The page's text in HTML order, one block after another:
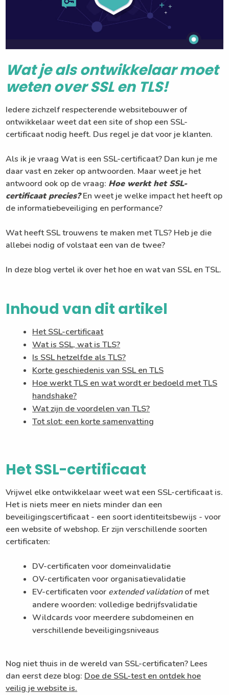
Wat je als ontwikkelaar moet
weten over SSL en TLS!
Iedere zichzelf respecterende websitebouwer of
ontwikkelaar weet dat een site of shop een SSL-
certificaat nodig heeft. Dus regel je dat voor je klanten.
Als ik je vraag Wat is een SSL-certificaat? Dan kun je me
daar vast en zeker op antwoorden. Maar weet je het
antwoord ook op de vraag: Hoe werkt het SSL-
certificaat precies?En weet je welke impact het heeft op
de informatiebeveiliging en performance?
Wat heeft SSL trouwens te maken met TLS? Heb je die
allebei nodig of volstaat een van de twee?
In deze blog vertel ik over het hoe en wat van SSL en TSL.
Inhoud van dit artikel
Het SSL-certificaat
Wat is SSL, wat is TLS?
Is SSL hetzelfde als TLS?
Korte geschiedenis van SSL en TLS
Hoe werkt TLS en wat wordt er bedoeld met TLS
handshake?
Wat zijn de voordelen van TLS?
Tot slot: een korte samenvatting
Het SSL-certificaat
Vrijwel elke ontwikkelaar weet wat een SSL-certificaat is.
Het is niets meer en niets minder dan een
beveiligingscertificaat - een soort identiteitsbewijs - voor
een website of webshop. Er zijn verschillende soorten
certificaten:
DV-certificaten voor domeinvalidatie
OV-certificaten voor organisatievalidatie
EV-certificaten voor extended validationof met
andere woorden: volledige bedrijfsvalidatie
Wildcards voor meerdere subdomeinen en
verschillende beveiligingsniveaus
Nog niet thuis in de wereld van SSL-certificaten? Lees
dan eerst deze blog: Doe de SSL-test en ontdek hoe
veilig je website is.